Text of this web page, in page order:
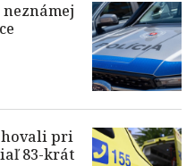
pri
83-krát